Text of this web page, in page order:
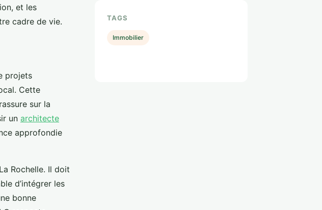
et les
cadre de vie.
projets
Cette
sur la
un architecte
approfondie
Rochelle. Il doit
d’intégrer les
bonne
TAGS
Immobilier